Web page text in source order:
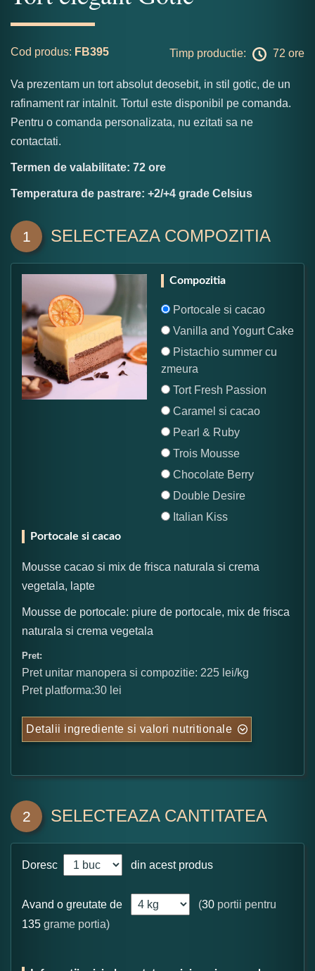
Cod produs: FB395 Timp productie: 72 ore
Va prezentam un tort absolut deosebit, in stil gotic, de un
rafinament rar intalnit. Tortul este disponibil pe comanda.
Pentru o comanda personalizata, nu ezitati sa ne
contactati.
Termen de valabilitate: 72 ore
Temperatura de pastrare: +2/+4 grade Celsius
1 SELECTEAZA COMPOZITIA
Compozitia
Portocale si cacao
Vanilla and Yogurt Cake
Pistachio summer cu
zmeura
Tort Fresh Passion
Caramel si cacao
Pearl & Ruby
Trois Mousse
Chocolate Berry
Double Desire
Italian Kiss
Portocale si cacao
Mousse cacao si mix de frisca naturala si crema
vegetala, lapte
Mousse de portocale: piure de portocale, mix de frisca
naturala si crema vegetala
Pret:
Pret unitar manopera si compozitie: 225 lei/kg
Pret platforma:30 lei
Detalii ingrediente si valori nutritionale
2 SELECTEAZA CANTITATEA
Doresc din acest produs
Avand o greutate de (30 portii pentru
135 grame portia)